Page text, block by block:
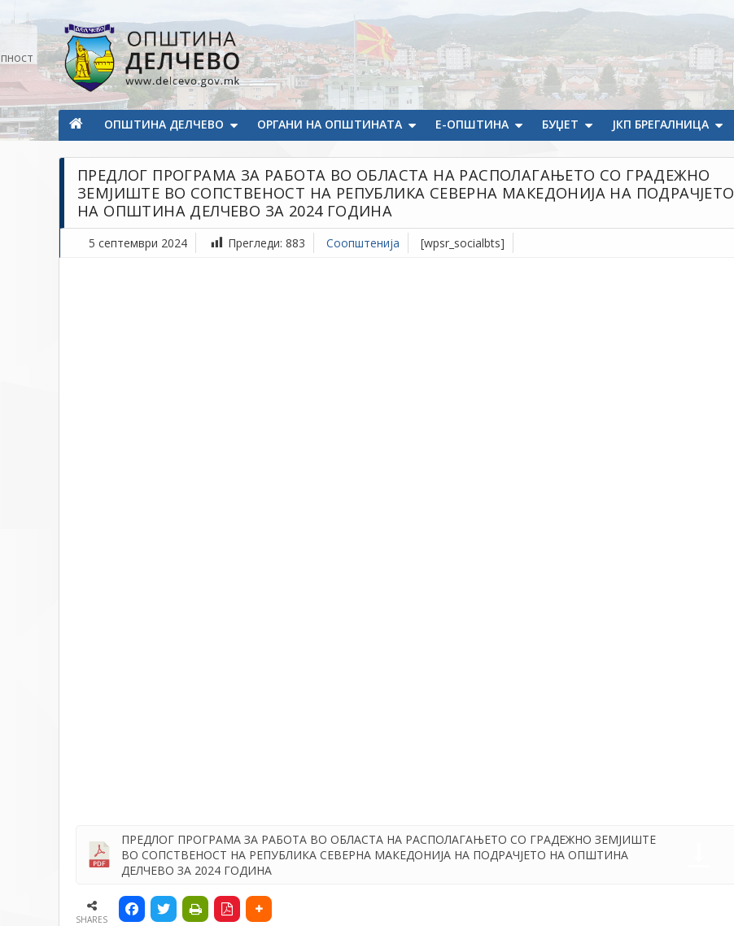
Општина Делчево
Општина Делчево
ОПШТИНА ДЕЛЧЕВО ОРГАНИ НА ОПШТИНАТА Е-ОПШТИНА БУЏЕТ ЈКП БРЕГАЛНИЦА
ПРЕДЛОГ ПРОГРАМА ЗА РАБОТА ВО ОБЛАСТА НА РАСПОЛАГАЊЕТО СО ГРАДЕЖНО
ЗЕМЈИШТЕ ВО СОПСТВЕНОСТ НА РЕПУБЛИКА СЕВЕРНА МАКЕДОНИЈА НА ПОДРАЧЈЕТО
НА ОПШТИНА ДЕЛЧЕВО ЗА 2024 ГОДИНА
5 септември 2024 Прегледи: 883 Соопштенија [wpsr_socialbts]
ПРЕДЛОГ ПРОГРАМА ЗА РАБОТА ВО ОБЛАСТА НА РАСПОЛАГАЊЕТО СО ГРАДЕЖНО ЗЕМЈИШТЕ
ВО СОПСТВЕНОСТ НА РЕПУБЛИКА СЕВЕРНА МАКЕДОНИЈА НА ПОДРАЧЈЕТО НА ОПШТИНА
ДЕЛЧЕВО ЗА 2024 ГОДИНА
SHARES